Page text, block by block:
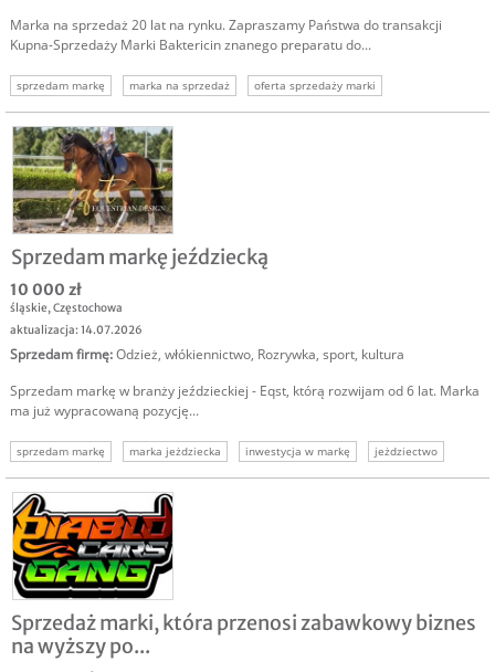
Marka na sprzedaż 20 lat na rynku. Zapraszamy Państwa do transakcji
Kupna-Sprzedaży Marki Baktericin znanego preparatu do...
sprzedam markę marka na sprzedaż oferta sprzedaży marki
Sprzedam markę jeździecką
10 000 zł
śląskie,Częstochowa
aktualizacja: 14.07.2026
Sprzedam firmę:Odzież, włókiennictwo, Rozrywka, sport, kultura
Sprzedam markę w branży jeździeckiej - Eqst, którą rozwijam od 6 lat. Marka
ma już wypracowaną pozycję...
sprzedam markę marka jeżdziecka inwestycja w markę
jeżdziectwo
marka na sprzedaż
Sprzedaż marki, która przenosi zabawkowy biznes
na wyższy po...